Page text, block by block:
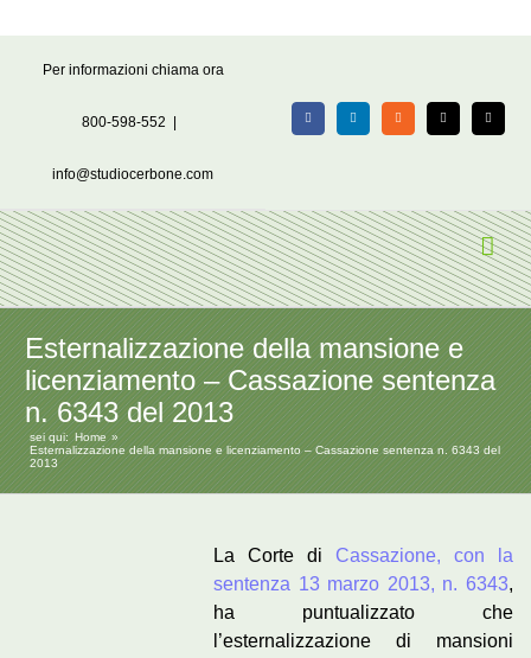
Per informazioni chiama ora
800-598-552
info@studiocerbone.com
FacebookLinkedIn Rss X Email
Esternalizzazione della mansione e
licenziamento – Cassazione sentenza
n. 6343 del 2013
sei qui:
Home
Esternalizzazione della mansione e licenziamento – Cassazione sentenza n. 6343 del
2013
La Corte di Cassazione, con la
sentenza 13 marzo 2013, n. 6343,
ha puntualizzato che
l’esternalizzazione di mansioni